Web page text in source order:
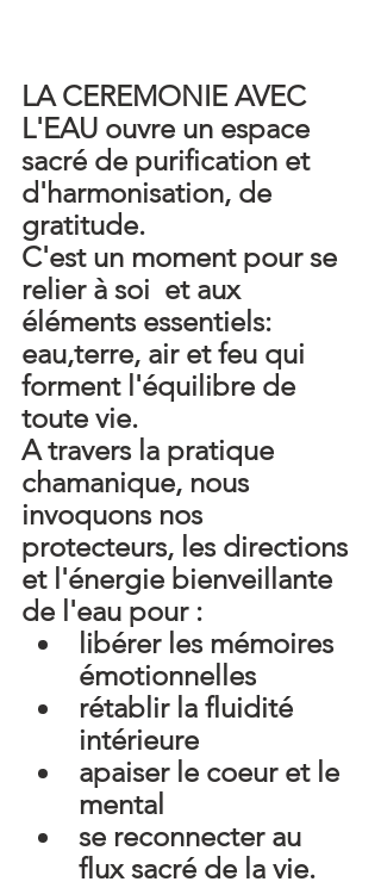
LA CEREMONIE AVEC
L'EAU ouvre un espace
sacré de purification et
d'harmonisation, de
gratitude.
C'est un moment pour se
relier à soi  et aux
éléments essentiels:
eau,terre, air et feu qui
forment l'équilibre de
toute vie.
A travers la pratique
chamanique, nous
invoquons nos
protecteurs, les directions
et l'énergie bienveillante
de l'eau pour :
libérer les mémoires
émotionnelles
rétablir la fluidité
intérieure
apaiser le coeur et le
mental
se reconnecter au
flux sacré de la vie.